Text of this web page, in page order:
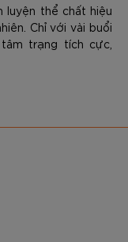
luyện thể chất hiệu
Chỉ với vài buổi
trạng tích cực,
khả năng chống
giúp giảm stress